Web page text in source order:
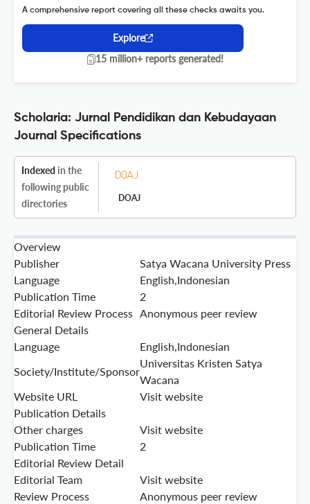
A comprehensive report covering all these checks awaits you.
Explore
15 million+ reports generated!
Scholaria: Jurnal Pendidikan dan Kebudayaan
Journal Specifications
Indexed in the
following public
directories
DOAJ
Overview
Publisher
Satya Wacana University Press
Language
English,Indonesian
Publication Time
2
Editorial Review Process Anonymous peer review
General Details
Language
English,Indonesian
Society/Institute/Sponsor
Universitas Kristen Satya
Wacana
Website URL
Visit website
Publication Details
Other charges
Visit website
Publication Time
2
Editorial Review Detail
Editorial Team
Visit website
Review Process
Anonymous peer review